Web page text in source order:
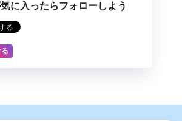
に入ったらフォローしよう